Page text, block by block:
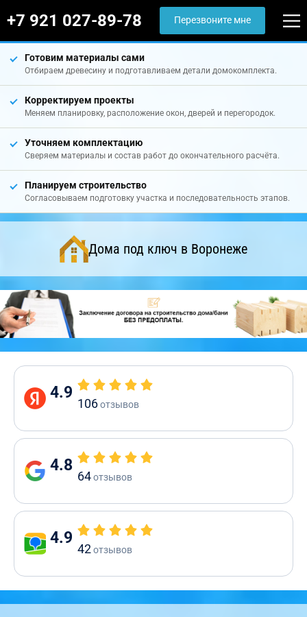
+7 921 027-89-78 Перезвоните мне
Готовим материалы сами
Отбираем древесину и подготавливаем детали домокомплекта.
Корректируем проекты
Меняем планировку, расположение окон, дверей и перегородок.
Уточняем комплектацию
Сверяем материалы и состав работ до окончательного расчёта.
Планируем строительство
Согласовываем подготовку участка и последовательность этапов.
Дома под ключ в Воронеже
4.9
106отзывов
4.8
64отзывов
4.9
42отзывов